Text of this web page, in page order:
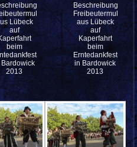
Lübeck
auf
beim
Bardowick
2013
Beschreibung:
Freibeutermukke
aus Lübeck
auf
Kaperfahrt
beim
Erntedankfest
in Bardowick
2013